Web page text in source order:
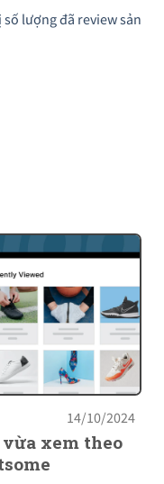
lượng đã review sản
14/10/2024
xem theo